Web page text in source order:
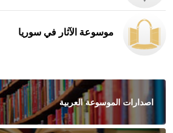
موسوعة الآثار في سوريا
اصدارات الموسوعة العربية